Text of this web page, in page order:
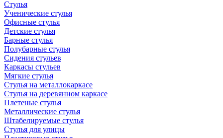
Стулья
Ученические стулья
Офисные стулья
Детские стулья
Барные стулья
Полубарные стулья
Сидения стульев
Каркасы стульев
Мягкие стулья
Стулья на металлокаркасе
Стулья на деревянном каркасе
Плетеные стулья
Металлические стулья
Штабелируемые стулья
Стулья для улицы